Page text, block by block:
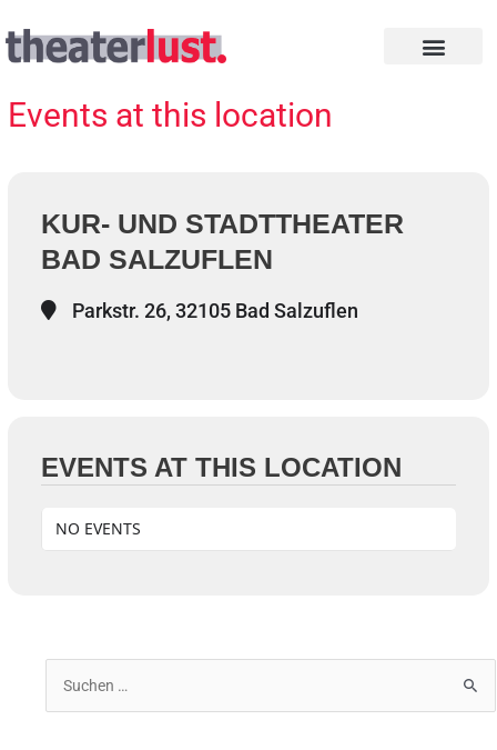
Inhalt
springen
Events at this location
KUR- UND STADTTHEATER
BAD SALZUFLEN
Parkstr. 26, 32105 Bad Salzuflen
EVENTS AT THIS LOCATION
NO EVENTS